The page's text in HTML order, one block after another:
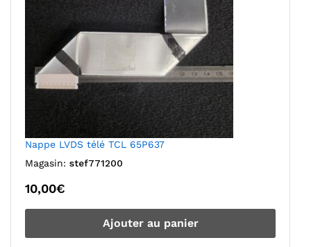
Nappe LVDS télé TCL 65P637
Magasin: stef771200
10,00€
Ajouter au panier